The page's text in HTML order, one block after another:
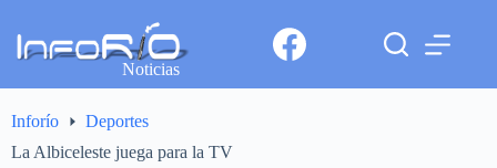
Noticias
Inforío
Deportes
La Albiceleste juega para la TV